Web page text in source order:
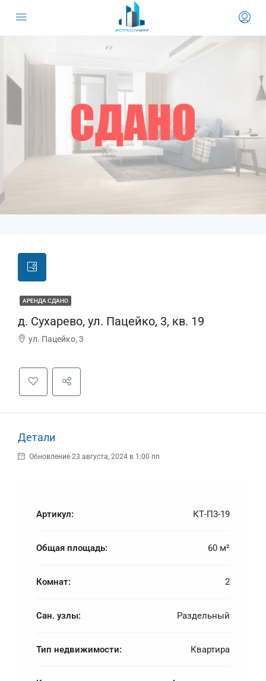
АРЕНДА СДАНО
д. Сухарево, ул. Пацейко, 3, кв. 19
ул. Пацейко, 3
Детали
Обновление 23 августа, 2024 в 1:00 пп
Артикул: КТ-П3-19
Общая площадь: 60 м²
Комнат: 2
Сан. узлы: Раздельный
Тип недвижимости: Квартира